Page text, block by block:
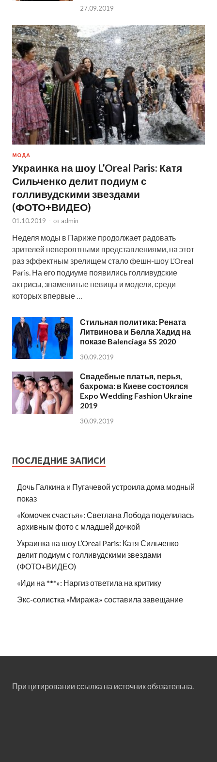
27.09.2019
МОДА
Украинка на шоу L’Oreal Paris: Катя
Сильченко делит подиум с
голливудскими звездами
(ФОТО+ВИДЕО)
01.10.2019 - от admin
Неделя моды в Париже продолжает радовать
зрителей невероятными представлениями, на этот
раз эффектным зрелищем стало фешн-шоу L’Oreal
Paris. На его подиуме появились голливудские
актрисы, знаменитые певицы и модели, среди
которых впервые …
Стильная политика: Рената
Литвинова и Белла Хадид на
показе Balenciaga SS 2020
30.09.2019
Свадебные платья, перья,
бахрома: в Киеве состоялся
Expo Wedding Fashion Ukraine
2019
30.09.2019
ПОСЛЕДНИЕ ЗАПИСИ
Дочь Галкина и Пугачевой устроила дома модный
показ
«Комочек счастья»: Светлана Лобода поделилась
архивным фото с младшей дочкой
Украинка на шоу L’Oreal Paris: Катя Сильченко
делит подиум с голливудскими звездами
(ФОТО+ВИДЕО)
«Иди на ***»: Наргиз ответила на критику
Экс-солистка «Миража» составила завещание
При цитировании ссылка на источник обязательна.